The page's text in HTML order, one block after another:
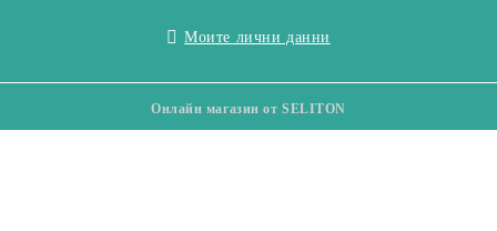
Моите лични данни
Онлайн магазин от SELITON